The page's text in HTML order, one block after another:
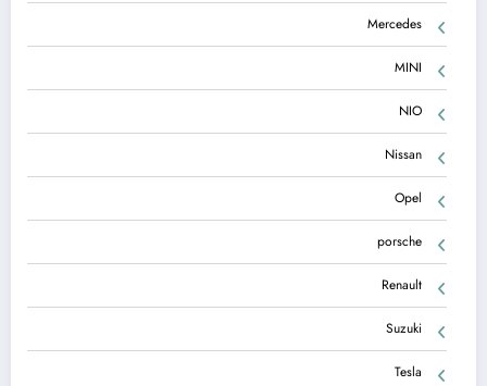
Mercedes
MINI
NIO
Nissan
Opel
porsche
Renault
Suzuki
Tesla